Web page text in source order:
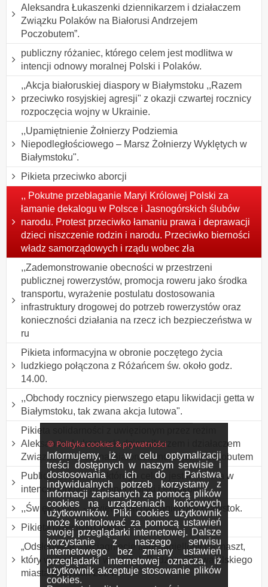
🍪 Polityka cookies & prywatności
Informujemy, iż w celu optymalizacji
treści dostępnych w naszym serwisie i
dostosowania ich do Państwa
indywidualnych potrzeb korzystamy z
informacji zapisanych za pomocą plików
cookies na urządzeniach końcowych
użytkowników. Pliki cookies użytkownik
może kontrolować za pomocą ustawień
swojej przeglądarki internetowej. Dalsze
korzystanie z naszego serwisu
internetowego bez zmiany ustawień
przeglądarki internetowej oznacza, iż
użytkownik akceptuje stosowanie plików
cookies.
Aleksandra Łukaszenki dziennikarzem i działaczem
Związku Polaków na Białorusi Andrzejem
Poczobutem”.
publiczny różaniec, którego celem jest modlitwa w
intencji odnowy moralnej Polski i Polaków.
,,Akcja białoruskiej diaspory w Białymstoku ,,Razem
przeciwko rosyjskiej agresji" z okazji czwartej rocznicy
rozpoczęcia wojny w Ukrainie.
,,Upamiętnienie Żołnierzy Podziemia
Niepodległościowego – Marsz Żołnierzy Wyklętych w
Białymstoku".
Pikieta przeciwko aborcji
,, Pokutne przebłaganie Maryi Królowej Polski za
łamanie dekalogu w Polsce i Jasnogórskich ślubów
narodu. Protest przeciwko łamaniu prawa i deprawacji
dzieci niszczenie rodzin i narodu. Przeciwko bierności
władz samorządowych i rządu wobec zła
,,Zademonstrowanie obecności w przestrzeni
publicznej rowerzystów, promocja roweru jako środka
transportu, wyrażenie postulatu dostosowania
infrastruktury drogowej do potrzeb rowerzystów oraz
konieczności działania na rzecz ich bezpieczeństwa w
ru
Pikieta informacyjna w obronie poczętego życia
ludzkiego połączona z Różańcem św. około godz.
14.00.
,,Obchody rocznicy pierwszego etapu likwidacji getta w
Białymstoku, tak zwana akcja lutowa".
Pikieta solidarności z uwięzionym przez reżim
Aleksandra Łukaszenki dziennikarzem i działaczem
Związku Polaków na Białorusi Andrzejem Poczobutem
Publiczny różaniec, którego celem jest modlitwa w
intencji odnowy moralnej Polski i Polaków.
,,Święto Ultry" - Święto kibiców Jagiellonii Białystok.
Pikieta przeciwko aborcji
„Odsłonięcie” i wciągnięcie flagi Jagiellonii na maszt,
który wybudowano w ramach Budżetu Obywatelskiego
miasta Białystok 2024.